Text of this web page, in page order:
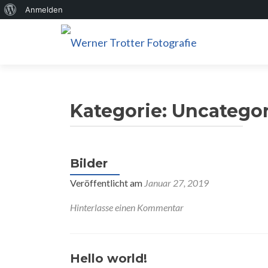
Kategorie:
Bilder
Veröffentlicht am Januar 27, 2019
Hinterlasse einen Kommentar
Hello world!
Über
Anmelden